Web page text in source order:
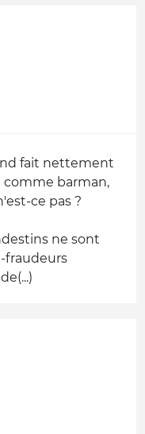
fait nettement
comme barman,
ce pas ?
ne sont
fraudeurs